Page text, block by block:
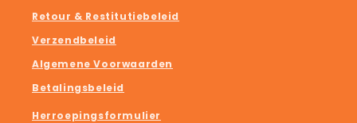
Retour & Restitutiebeleid
Verzendbeleid
Algemene Voorwaarden
Betalingsbeleid
Herroepingsformulier